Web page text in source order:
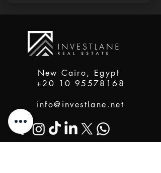
New Cairo, Egypt
+20 10 95578168
info@investlane.net